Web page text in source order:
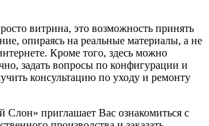
витрина, это возможность принять
опираясь на реальные материалы, а не
Кроме того, здесь можно
задать вопросы по конфигурации и
консультацию по уходу и ремонту
приглашает Вас ознакомиться с